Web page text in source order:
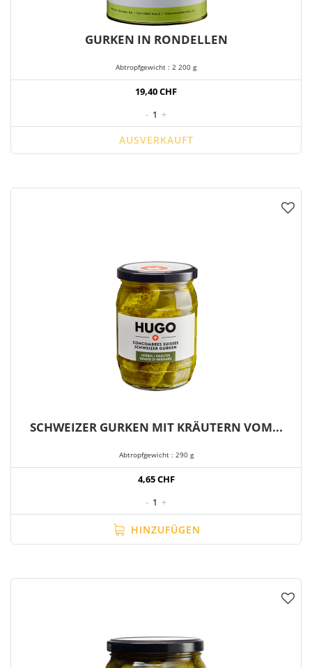
GURKEN IN RONDELLEN
Abtropfgewicht : 2 200 g
19,40 CHF
- 1 +
AUSVERKAUFT
SCHWEIZER GURKEN MIT KRÄUTERN VOM...
Abtropfgewicht : 290 g
4,65 CHF
- 1 +
HINZUFÜGEN